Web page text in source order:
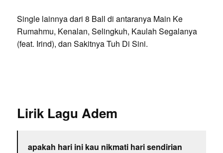
Single lainnya dari 8 Ball di antaranya Main Ke
Rumahmu, Kenalan, Selingkuh, Kaulah Segalanya
(feat. Irind), dan Sakitnya Tuh Di Sini.
Lirik Lagu Adem
apakah hari ini kau nikmati hari sendirian